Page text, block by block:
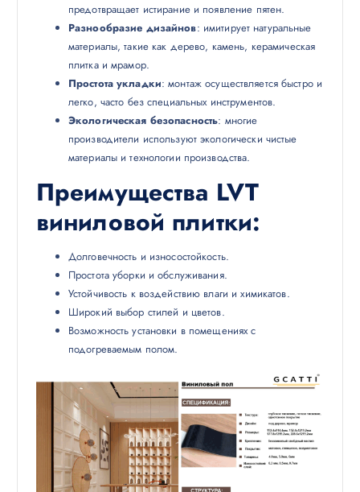
предотвращает истирание и появление пятен.
Разнообразие дизайнов: имитирует натуральные
материалы, такие как дерево, камень, керамическая
плитка и мрамор.
Простота укладки: монтаж осуществляется быстро и
легко, часто без специальных инструментов.
Экологическая безопасность: многие
производители используют экологически чистые
материалы и технологии производства.
Преимущества LVT
виниловой плитки:
Долговечность и износостойкость.
Простота уборки и обслуживания.
Устойчивость к воздействию влаги и химикатов.
Широкий выбор стилей и цветов.
Возможность установки в помещениях с
подогреваемым полом.